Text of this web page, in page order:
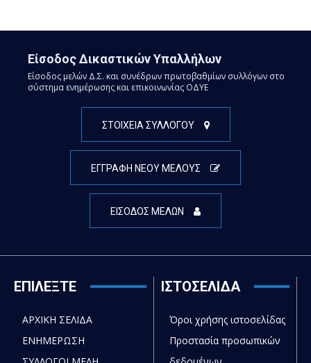
Είσοδος Δικαστικών Υπαλλήλων
Είσοδος μελών Δ.Σ. και συνέδρων πρωτοβαθμίων συλλόγων στο
σύστημα ενημέρωσης και επικοινωνίας ΟΔΥΕ
ΣΤΟΙΧΕΙΑ ΣΥΛΛΟΓΟΥ
ΕΓΓΡΑΦΗ ΝΕΟΥ ΜΕΛΟΥΣ
ΕΙΣΟΔΟΣ ΜΕΛΩΝ
ΕΠΙΛΕΞΤΕ
ΑΡΧΙΚΗ ΣΕΛΙΔΑ
ΕΝΗΜΕΡΩΣΗ
ΙΣΤΟΣΕΛΙΔΑ
Όροι χρήσης ιστοσελίδας
Προστασία προσωπικών